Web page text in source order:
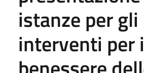
istanze per gli
interventi per